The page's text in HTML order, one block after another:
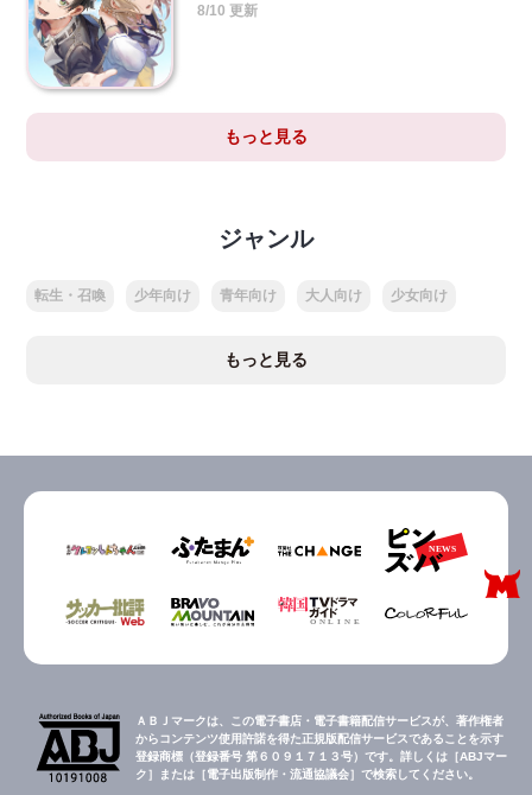
8/10 更新
もっと見る
ジャンル
転生・召喚 少年向け 青年向け 大人向け 少女向け
もっと見る
ＡＢＪマークは、この電子書店・電子書籍配信サービスが、著作権者
からコンテンツ使用許諾を得た正規版配信サービスであることを示す
登録商標（登録番号 第６０９１７１３号）です。詳しくは［ABJマー
ク］または［電子出版制作・流通協議会］で検索してください。